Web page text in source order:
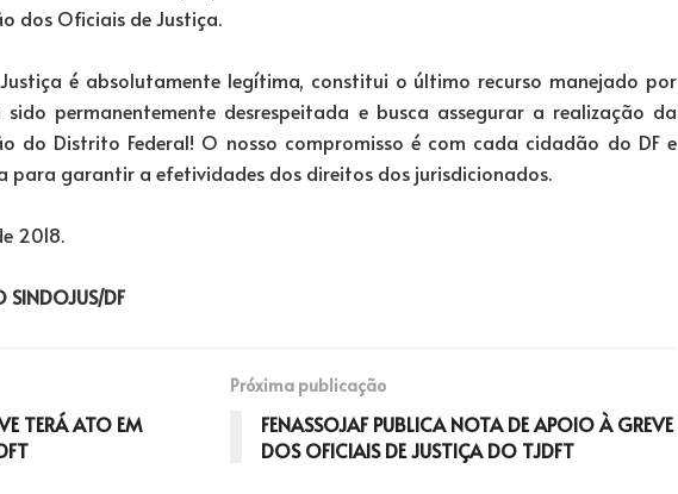
dos Oficiais de Justiça.
é absolutamente legítima, constitui o último recurso manejado por
permanentemente desrespeitada e busca assegurar a realização da
do Distrito Federal! O nosso compromisso é com cada cidadão do DF e
para garantir a efetividades dos direitos dos jurisdicionados.
2018.
SINDOJUS/DF
TERÁ ATO EM
Próxima publicação
FENASSOJAF PUBLICA NOTA DE APOIO À GREVE
DOS OFICIAIS DE JUSTIÇA DO TJDFT